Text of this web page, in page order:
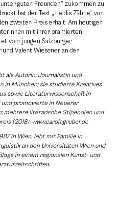
guten Freunden“ zukommen zu
hat der Text „Heidis Zähne“ von
zweiten Preis erhält. Am heutigen
mit ihrer prämierten
vom jungen Salzburger
und Valent Wiesener an der
als Autorin, Journalistin und
in München; sie studierte Kreatives
sowie Literaturwissenschaft in
promovierte in Neuerer
mehrere literarische Stipendien und
(2018). www.carolagruber.de
in Wien, lebt mit Familie in
an den Universitäten Wien und
in einem regionalen Kunst- und